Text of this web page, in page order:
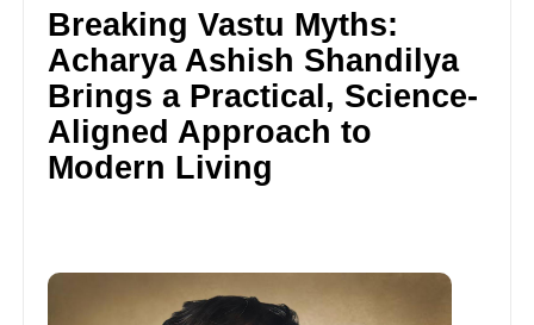
Breaking Vastu Myths:
Acharya Ashish Shandilya
Brings a Practical, Science-
Aligned Approach to
Modern Living